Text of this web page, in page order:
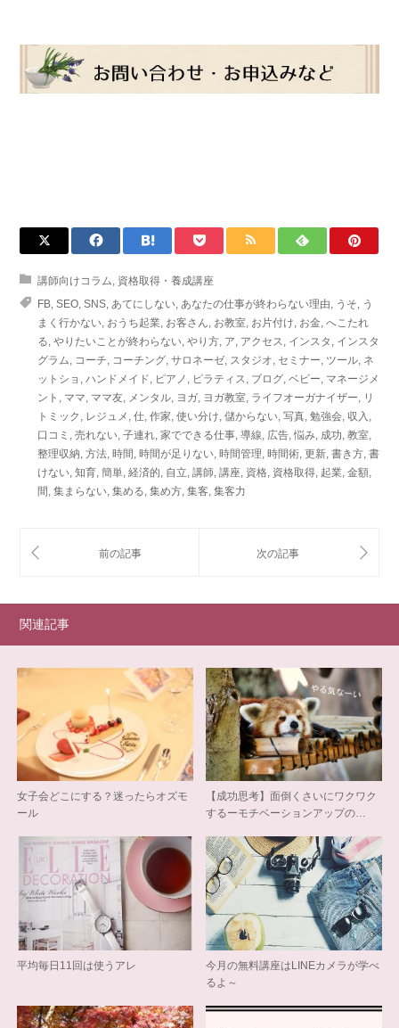
講師向けコラム, 資格取得・養成講座
FB, SEO, SNS, あてにしない, あなたの仕事が終わらない理由, うそ, う
まく行かない, おうち起業, お客さん, お教室, お片付け, お金, へこたれ
る, やりたいことが終わらない, やり方, ア, アクセス, インスタ , インスタ
グラム, コーチ, コーチング, サロネーゼ, スタジオ, セミナー, ツール, ネ
ットショ , ハンドメイド, ピアノ , ピラティス, ブログ, ベビー, マネージメ
ント , ママ, ママ友, メンタル, ヨガ, ヨガ教室, ライフオーガナイザー, リ
トミック , レジュメ , 仕, 作家, 使い分け, 儲からない, 写真, 勉強会, 収入 ,
口コミ , 売れない, 子連れ, 家でできる仕事, 導線, 広告, 悩み, 成功, 教室,
整理収納, 方法, 時間 , 時間が足りない, 時間管理, 時間術, 更新, 書き方, 書
けない, 知育, 簡単, 経済的, 自立, 講師, 講座, 資格, 資格取得, 起業, 金額,
間 , 集まらない, 集める, 集め方, 集客, 集客力
関連記事
女子会どこにする？迷ったらオズモ
ール
【成功思考】面倒くさいにワクワク
するーモチベーションアップの…
平均毎日11回は使うアレ
今月の無料講座はLINEカメラが学べ
るよ～